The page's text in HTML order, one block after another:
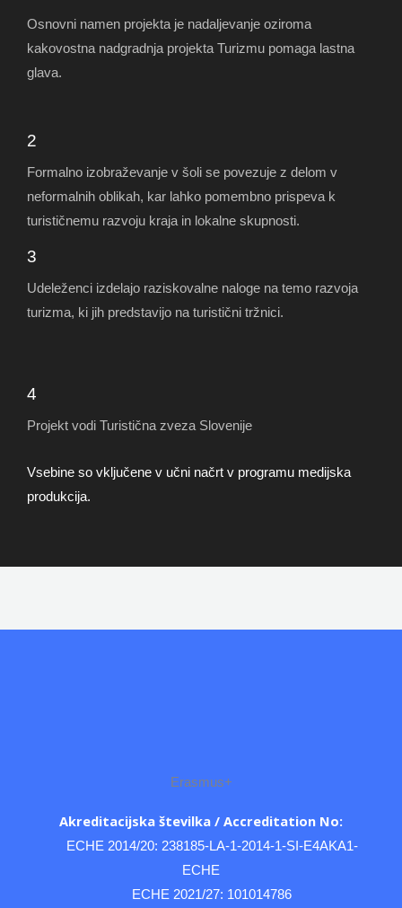
Osnovni namen projekta je nadaljevanje oziroma
kakovostna nadgradnja projekta Turizmu pomaga lastna
glava.
2
Formalno izobraževanje v šoli se povezuje z delom v
neformalnih oblikah, kar lahko pomembno prispeva k
turističnemu razvoju kraja in lokalne skupnosti.
3
Udeleženci izdelajo raziskovalne naloge na temo razvoja
turizma, ki jih predstavijo na turistični tržnici.
4
Projekt vodi Turistična zveza Slovenije
Vsebine so vključene v učni načrt v programu medijska
produkcija.
Erasmus+
Akreditacijska številka / Accreditation No:
ECHE 2014/20: 238185-LA-1-2014-1-SI-E4AKA1-
ECHE
ECHE 2021/27: 101014786